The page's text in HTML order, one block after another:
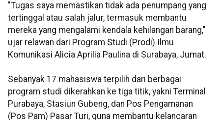
"Tugas saya memastikan tidak ada penumpang yang
tertinggal atau salah jalur, termasuk membantu
mereka yang mengalami kendala kehilangan barang,"
ujar relawan dari Program Studi (Prodi) Ilmu
Komunikasi Alicia Aprilia Paulina di Surabaya, Jumat.
Sebanyak 17 mahasiswa terpilih dari berbagai
program studi dikerahkan ke tiga titik, yakni Terminal
Purabaya, Stasiun Gubeng, dan Pos Pengamanan
(Pos Pam) Pasar Turi, guna membantu kelancaran